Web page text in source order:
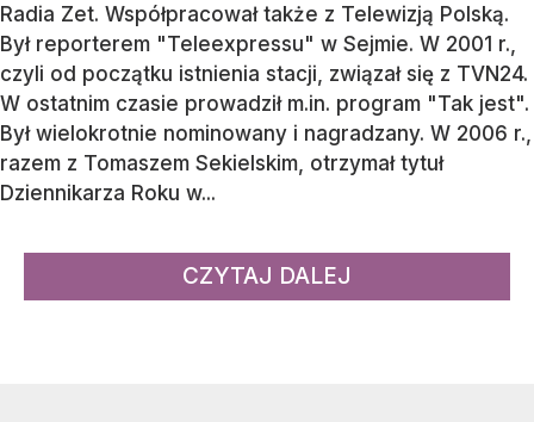
Radia Zet. Współpracował także z Telewizją Polską.
Był reporterem "Teleexpressu" w Sejmie. W 2001 r.,
czyli od początku istnienia stacji, związał się z TVN24.
W ostatnim czasie prowadził m.in. program "Tak jest".
Był wielokrotnie nominowany i nagradzany. W 2006 r.,
razem z Tomaszem Sekielskim, otrzymał tytuł
Dziennikarza Roku w...
CZYTAJ DALEJ